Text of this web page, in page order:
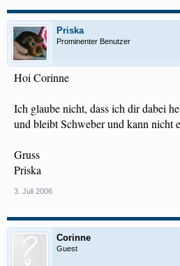
Priska
Prominenter Benutzer
Hoi Corinne
Ich glaube nicht, dass ich dir dabei
und bleibt Schweber und kann nicht
Gruss
Priska
3. Juli 2006
Corinne
Guest